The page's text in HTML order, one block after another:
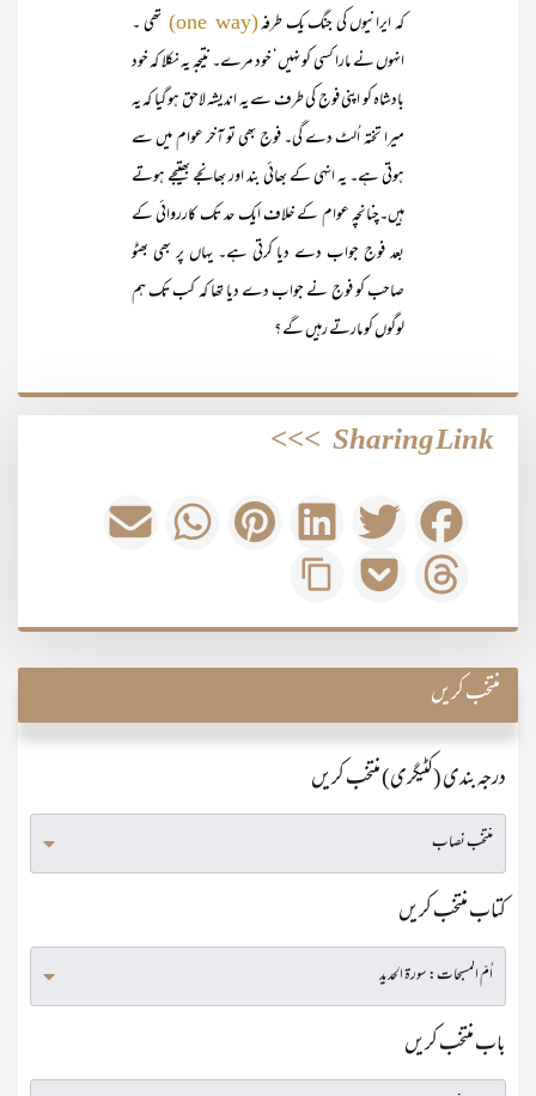
کہ ایرانیوں کی جنگ یک طرفہ(one way)
تھی ۔
انہوں نے مارا کسی کو نہیں‘ خود مرے۔ نتیجہ یہ نکلا کہ خود
بادشاہ کو اپنی فوج کی طرف سے یہ اندیشہ لاحق ہو گیا کہ یہ
میرا تختہ اُلٹ دے گی۔ فوج بھی تو آخر عوام میں سے
ہوتی ہے۔ یہ انہی کے بھائی بند اور بھانجے بھتیجے ہوتے
ہیں۔چنانچہ عوام کے خلاف ایک حد تک کارروائی کے
بعد فوج جواب دے دیا کرتی ہے۔ یہاں پر بھی بھٹو
صاحب کو فوج نے جواب دے دیا تھا کہ کب تک ہم
لوگوں کو مارتے رہیں گے ؟
Sharing Link
>>>
منتخب کریں
درجہ بندی (کٹیگری) منتخب کریں
کتاب منتخب کریں
باب منتخب کریں